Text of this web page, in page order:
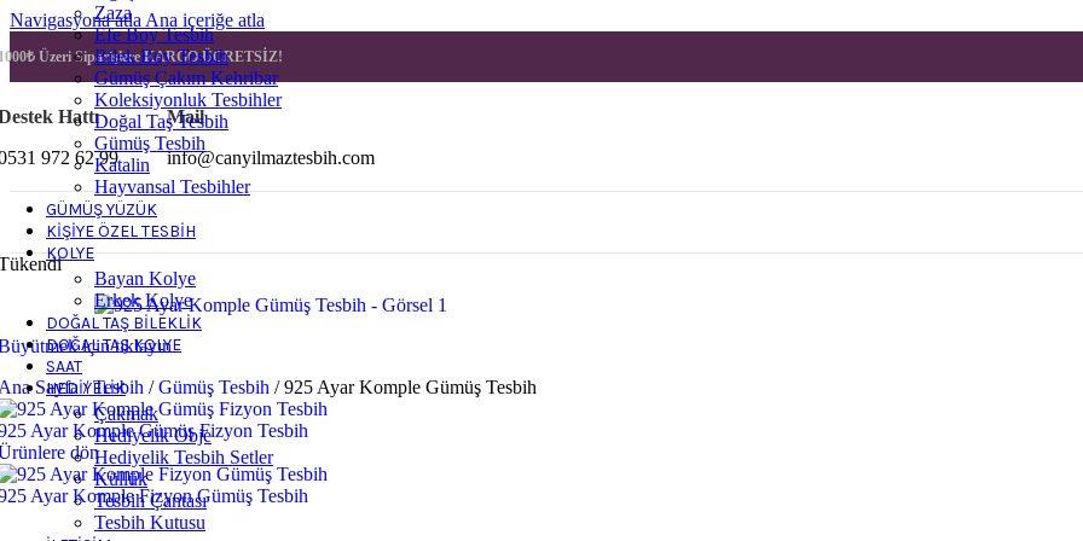
Navigasyona atla Ana içeriğe atla
Üzeri Siparişlere KARGO ÜCRETSİZ!
Hattı
972 62 99
Mail
info@canyilmaztesbih.com
Zaza
Efe Boy Tesbih
Bilek Boy Tesbih
Gümüş Çakım Kehribar
Koleksiyonluk Tesbihler
Doğal Taş Tesbih
Gümüş Tesbih
Katalin
Hayvansal Tesbihler
GÜMÜŞ YÜZÜK
KIŞIYE ÖZEL TESBIH
KOLYE
Bayan Kolye
Erkek Kolye
DOĞAL TAŞ BILEKLIK
DOĞAL TAŞ KOLYE
SAAT
HEDIYELIK
Çakmak
Hediyelik Obje
Hediyelik Tesbih Setler
Küllük
Tesbih Çantası
Tesbih Kutusu
için tıklayın
Sayfa/ Tesbih / Gümüş Tesbih / 925 Ayar Komple Gümüş Tesbih
Ayar Komple Gümüş Fizyon Tesbih
dön
Ayar Komple Fizyon Gümüş Tesbih